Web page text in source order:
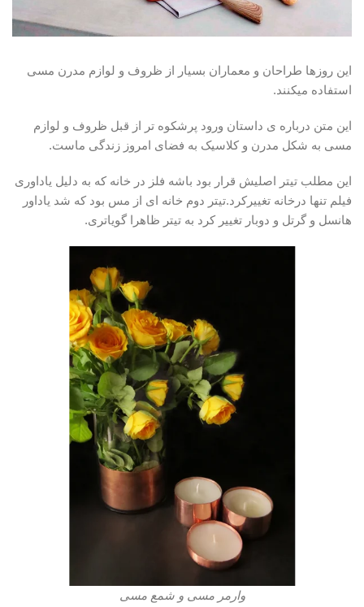
این روزها طراحان و معماران بسیار از ظروف و لوازم مدرن مسی
استفاده میکنند.
این متن درباره ی داستان ورود پرشکوه تر از قبل ظروف و لوازم
مسی به شکل مدرن و کلاسیک به فضای امروز زندگی ماست.
این مطلب تیتر اصلیش قرار بود باشه فلز در خانه که به دلیل یاداوری
فیلم تنها درخانه تغییرکرد.تیتر دوم خانه ای از مس بود که شد یاداور
هانسل و گرتل و دوبار تغییر کرد به تیتر ظاهرا گویاتری.
وارمر مسی و شمع مسی